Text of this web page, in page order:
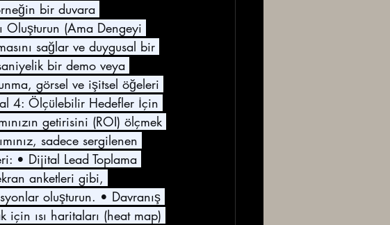
bir duvara
Oluşturun (Ama Dengeyi
sağlar ve duygusal bir
bir demo veya
görsel ve işitsel öğeleri
4: Ölçülebilir Hedefler İçin
getirisini (ROI) ölçmek
sadece sergilenen
• Dijital Lead Toplama
anketleri gibi,
oluşturun. • Davranış
ısı haritaları (heat map)